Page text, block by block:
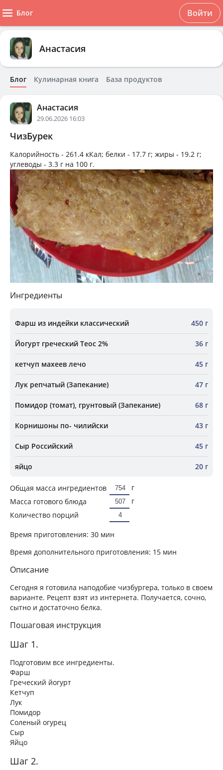
Блог Войти
Анастасия
Блог Кулинарная книга База продуктов
Анастасия
29.06.2026 16:03
ЧизБурек
Калорийность - 261.4 кКал; белки - 17.7 г; жиры - 19.2 г;
углеводы - 3.3 г на 100 г.
Ингредиенты
Фарш из индейки классический 450 г
Йогурт греческий Теос 2% 36 г
кетчуп махеев лечо 45 г
Лук репчатый (Запекание) 47 г
Помидор (томат), грунтовый (Запекание) 68 г
Корнишоны по- чилийски 43 г
Сыр Российский 45 г
яйцо 20 г
Общая масса ингредиентов
г
Масса готового блюда
г
Количество порций
Время приготовления: 30 мин
Время дополнительного приготовления: 15 мин
Описание
Сегодня я готовила наподобие чизбургера, только в своем
варианте. Рецепт взят из интернета. Получается, сочно,
сытно и достаточно белка.
Пошаговая инструкция
Шаг 1.
Подготовим все ингредиенты.
Фарш
Греческий йогурт
Кетчуп
Лук
Помидор
Соленый огурец
Сыр
Яйцо
Шаг 2.